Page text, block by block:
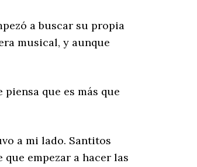
a buscar su propia
musical, y aunque
que es más que
a mi lado. Santitos
empezar a hacer las